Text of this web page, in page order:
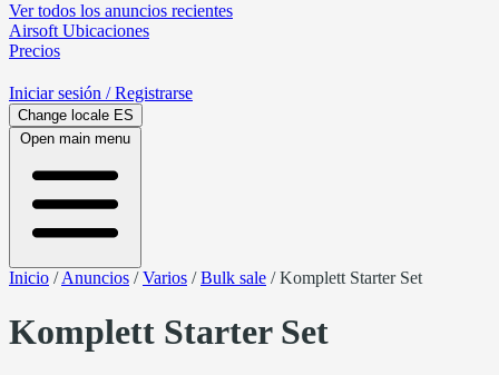
Ver todos los anuncios recientes
Airsoft Ubicaciones
Precios
Iniciar sesión / Registrarse
Change locale ES
Open main menu
Inicio /Anuncios /Varios /Bulk sale /Komplett Starter Set
Komplett Starter Set